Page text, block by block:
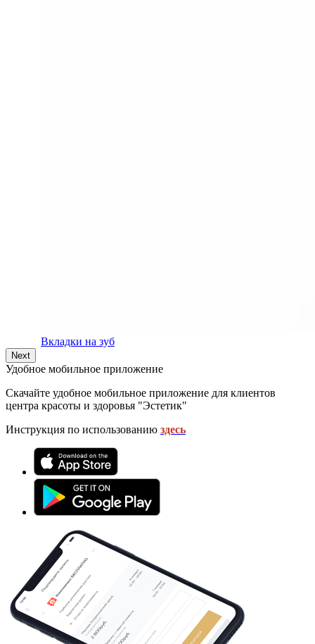
Вкладки на зуб
Next
Удобное мобильное приложение
Скачайте удобное мобильное приложение для клиентов
центра красоты и здоровья "Эстетик"
Инструкция по использованию здесь